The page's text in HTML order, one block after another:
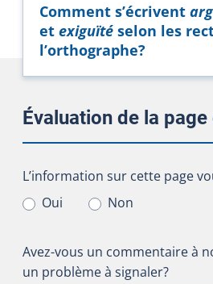
Comment s’écrivent
et exiguïté selon les
l’orthographe?
Évaluation de la
L’information sur cette page
L’information sur cette page
Oui
Non
Avez-vous un commentaire à
un problème à signaler?